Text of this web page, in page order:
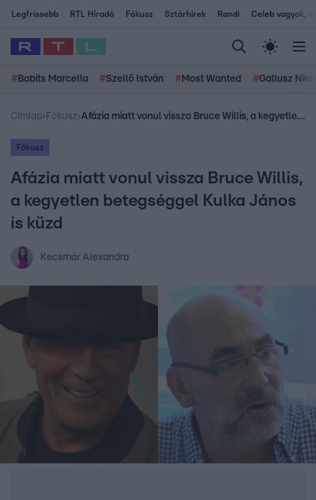
Legfrissebb RTL Híradó Fókusz Sztárhírek Randi Celeb vagyok,
# Babits Marcella #Szellő István # Most Wanted #Gallusz
Címlap› Fókusz› Afázia miatt vonul vissza Bruce Willis, a kegyetlen betegséggel Kulka János is küzd
Fókusz
Afázia miatt vonul vissza Bruce Willis,
a kegyetlen betegséggel Kulka János
is küzd
Kecsmár Alexandra